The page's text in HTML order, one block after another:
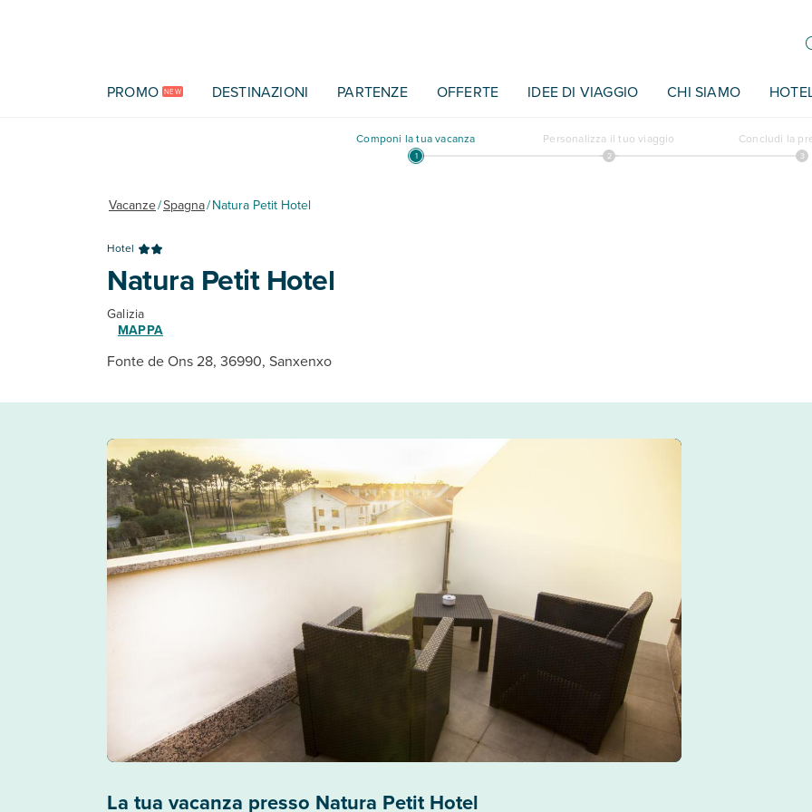
PROMO NEW DESTINAZIONI PARTENZE OFFERTE IDEE DI VIAGGIO CHI SIAMO
Componi la tua vacanza Personalizza il tuo viaggio Concludi la
Vacanze/Spagna/Natura Petit Hotel
Hotel
Natura Petit Hotel
Galizia
MAPPA
Fonte de Ons 28, 36990, Sanxenxo
La tua vacanza presso Natura Petit Hotel